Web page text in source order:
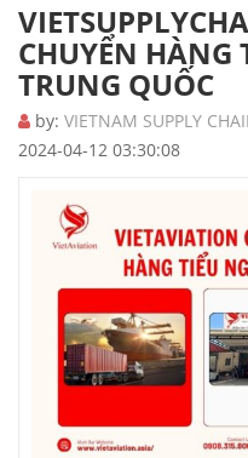
CHUYỂN HÀNG
TRUNG QUỐC
by: VIETNAM SUPPLY
2024-04-12 03:30:08